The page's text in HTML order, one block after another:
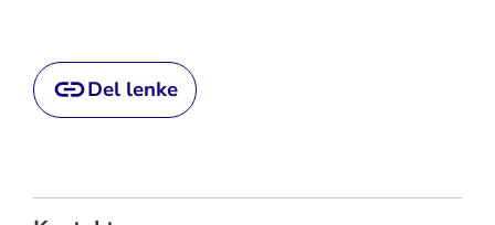
Del lenke